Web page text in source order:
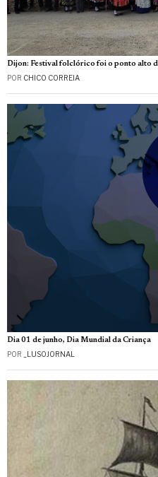
Dijon: Festival folclórico foi o ponto alto
POR CHICO CORREIA
Dia 01 de junho, Dia Mundial da Criança
POR _LUSOJORNAL